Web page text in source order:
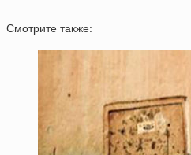
Смотрите также: